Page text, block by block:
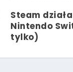
Steam
Nintendo
tylko)